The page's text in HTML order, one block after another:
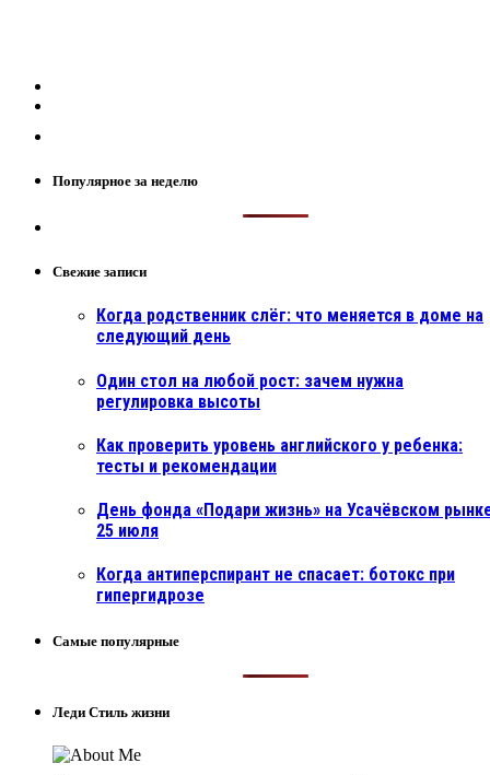
Популярное за неделю
Свежие записи
Когда родственник слёг: что меняется в доме на
следующий день
Один стол на любой рост: зачем нужна
регулировка высоты
Как проверить уровень английского у ребенка:
тесты и рекомендации
День фонда «Подари жизнь» на Усачёвском
25 июля
Когда антиперспирант не спасает: ботокс при
гипергидрозе
Самые популярные
Леди Стиль жизни